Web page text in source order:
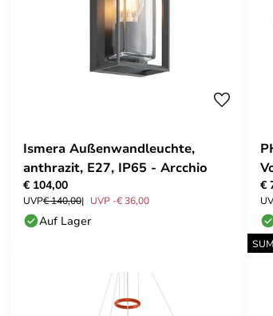
Ismera Außenwandleuchte,
anthrazit, E27, IP65 - Arcchio
€ 104,00
UVP€ 140,00 UVP -€ 36,00
Auf Lager
€